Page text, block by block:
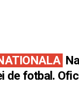
de fotbal.